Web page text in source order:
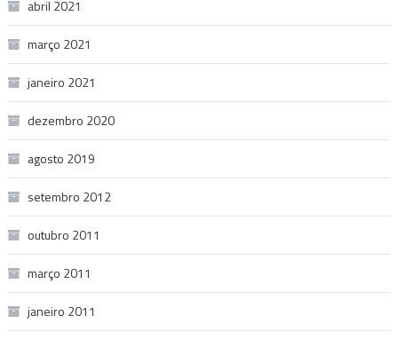
abril 2021
março 2021
janeiro 2021
dezembro 2020
agosto 2019
setembro 2012
outubro 2011
março 2011
janeiro 2011